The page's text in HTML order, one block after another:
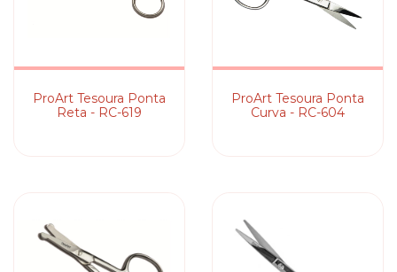
ProArt Tesoura Ponta
Reta - RC-619
ProArt Tesoura Ponta
Curva - RC-604